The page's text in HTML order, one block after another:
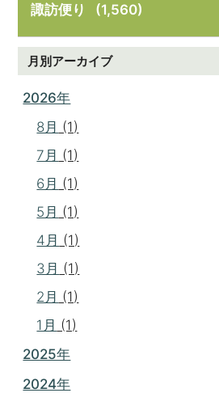
諏訪便り (1,560)
月別アーカイブ
2026年
8月 (1)
7月 (1)
6月 (1)
5月 (1)
4月 (1)
3月 (1)
2月 (1)
1月 (1)
2025年
2024年